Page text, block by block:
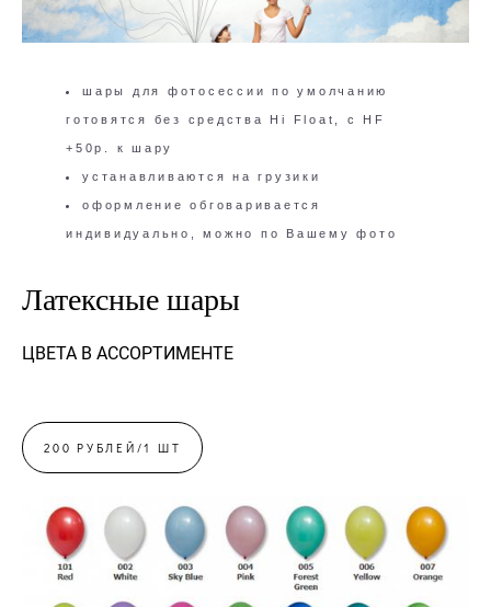
шары для фотосессии по умолчанию
готовятся без средства Hi Float, с HF
+50р. к шару
устанавливаются на грузики
оформление обговаривается
индивидуально, можно по Вашему фото
Латексные шары
ЦВЕТА В АССОРТИМЕНТЕ
200 РУБЛЕЙ/1 ШТ